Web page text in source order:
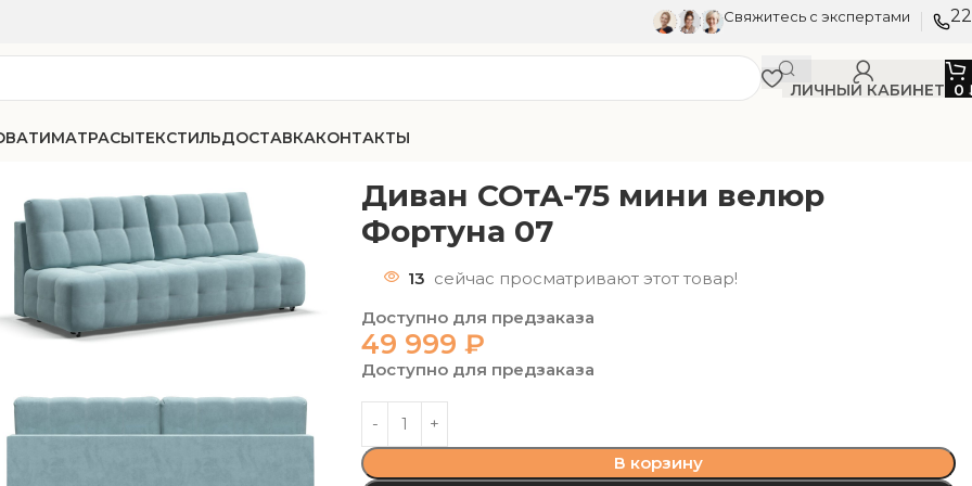
Свяжитесь с экспертами
ЛИЧНЫЙ КАБИНЕТ 0
МАТРАСЫТЕКСТИЛЬДОСТАВКАКОНТАКТЫ
Диван СОтА-75 мини велюр
Фортуна 07
13 сейчас просматривают этот товар!
Доступно для предзаказа
49 999₽
Доступно для предзаказа
В корзину